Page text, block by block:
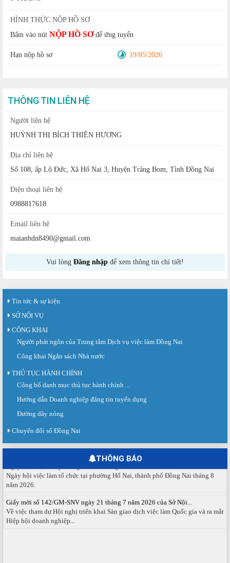
HÌNH THỨC NỘP HỒ SƠ
Bấm vào nút NỘP HỒ SƠđể ứng tuyển
Hạn nộp hồ sơ 19/05/2026
THÔNG TIN LIÊN HỆ
Người liên hệ
HUỲNH THỊ BÍCH THIÊN HƯƠNG
Địa chỉ liên hệ
Số 108, ấp Lộ Đức, Xã Hố Nai 3, Huyện Trảng Bom, Tỉnh Đồng Nai
Điện thoại liên hệ
0988817618
Email liên hệ
maianhdn8490@gmail.com
Vui lòng Đăng nhập để xem thông tin chi tiết!
Tin tức & sự kiện
SỞ NỘI VỤ
CÔNG KHAI
Người phát ngôn của Trung tâm Dịch vụ việc làm Đồng Nai
Công khai Ngân sách Nhà nước
THỦ TỤC HÀNH CHÍNH
Công bố danh mục thủ tục hành chính ...
Hướng dẫn Doanh nghiệp đăng tin tuyển dụng
Đường dây nóng
Chuyển đổi số Đồng Nai
THÔNG BÁO
Sàn giao dịch việc làm lần thứ 08 năm 2026: Hơn 4.300 cơ hội...
Sáng ngày 03/8/2026, Trung tâm Dịch vụ việc làm Đồng Nai tổ chức Sàn giao
Báo cáo kết quả tổ chức Sàn giao dịch việc làm lần thứ 08/2026 ngày 03
tháng 08 năm 2026.
Ngày hội việc làm phường Hố Nai tháng 8 năm 2026
Ngày hội việc làm tổ chức tại phường Hố Nai, thành phố Đồng Nai tháng 8
năm 2026.
Về việc tham dự Hội nghị triển khai Sàn giao dịch việc làm Quốc gia và ra mắt
Hiệp hội doanh nghiệp...